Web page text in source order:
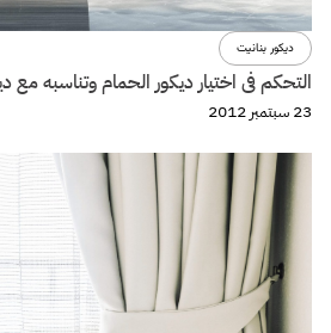
ديكور بنانيت
التحكم فى اختيار ديكور الحمام وتناسبه مع
23 سبتمبر 2012